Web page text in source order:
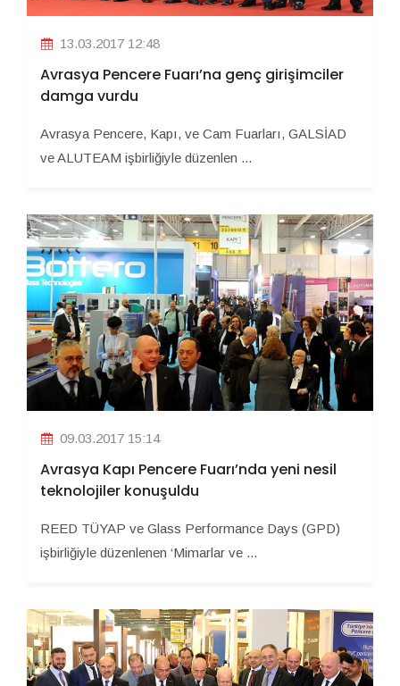
13.03.2017 12:48
Avrasya Pencere Fuarı’na genç girişimciler
damga vurdu
Avrasya Pencere, Kapı, ve Cam Fuarları, GALSİAD
ve ALUTEAM işbirliğiyle düzenlen ...
09.03.2017 15:14
Avrasya Kapı Pencere Fuarı’nda yeni nesil
teknolojiler konuşuldu
REED TÜYAP ve Glass Performance Days (GPD)
işbirliğiyle düzenlenen ‘Mimarlar ve ...